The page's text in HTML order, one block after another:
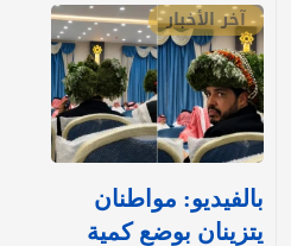
آخر الأخبار
بالفيديو: مواطنان
يتزينان بوضع كمية